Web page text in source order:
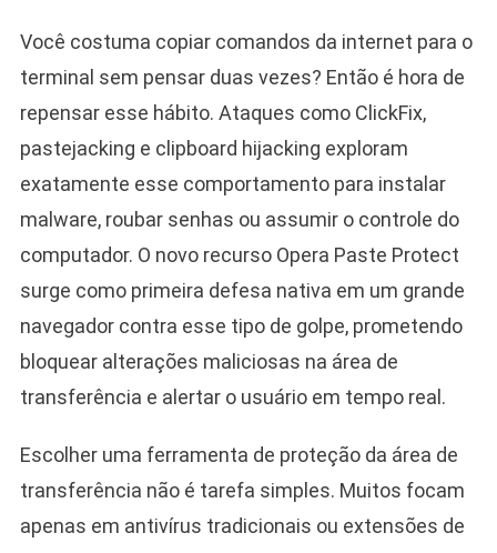
Você costuma copiar comandos da internet para o
terminal sem pensar duas vezes? Então é hora de
repensar esse hábito. Ataques como ClickFix,
pastejacking e clipboard hijacking exploram
exatamente esse comportamento para instalar
malware, roubar senhas ou assumir o controle do
computador. O novo recurso Opera Paste Protect
surge como primeira defesa nativa em um grande
navegador contra esse tipo de golpe, prometendo
bloquear alterações maliciosas na área de
transferência e alertar o usuário em tempo real.
Escolher uma ferramenta de proteção da área de
transferência não é tarefa simples. Muitos focam
apenas em antivírus tradicionais ou extensões de